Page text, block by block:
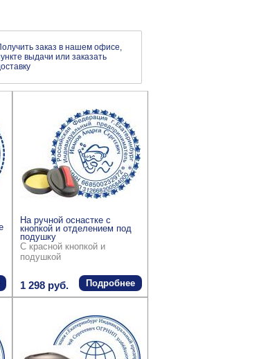
заказ в нашем офисе,
выдачи или заказать
На ручной оснастке с
кнопкой и отделением под
подушку
С красной кнопкой и
подушкой
1 298 руб. Подробнее